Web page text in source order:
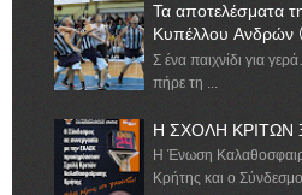
Τα αποτελέσματα
Κυπέλλου Ανδρών
Σ ένα παιχνίδι για
πήρε τη ...
Η ΣΧΟΛΗ ΚΡΙΤΩΝ
Η Ένωση
Κρήτης και ο